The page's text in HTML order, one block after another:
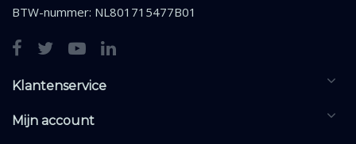
BTW-nummer: NL801715477B01
Klantenservice
Mijn account